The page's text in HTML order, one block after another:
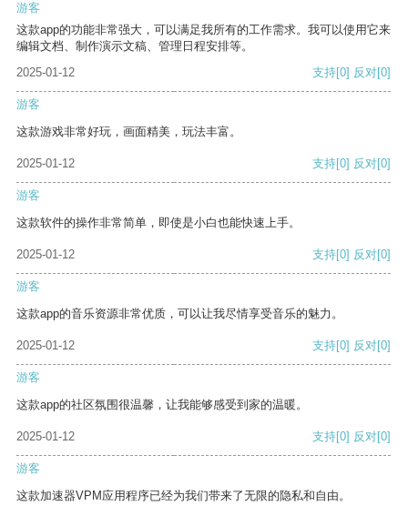
游客
这款app的功能非常强大，可以满足我所有的工作需求。我可以使用它来
编辑文档、制作演示文稿、管理日程安排等。
2025-01-12
支持[0] 反对[0]
游客
这款游戏非常好玩，画面精美，玩法丰富。
2025-01-12 支持[0] 反对[0]
游客
这款软件的操作非常简单，即使是小白也能快速上手。
2025-01-12 支持[0] 反对[0]
游客
这款app的音乐资源非常优质，可以让我尽情享受音乐的魅力。
2025-01-12 支持[0] 反对[0]
游客
这款app的社区氛围很温馨，让我能够感受到家的温暖。
2025-01-12 支持[0] 反对[0]
游客
这款加速器VPM应用程序已经为我们带来了无限的隐私和自由。